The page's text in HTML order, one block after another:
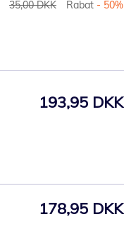
35,00 DKK Rabat - 50%
193,95 DKK
178,95 DKK